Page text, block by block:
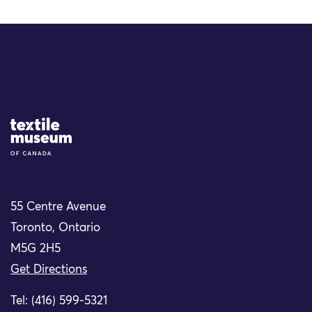
Site Logo
55 Centre Avenue
Toronto, Ontario
M5G 2H5
Get Directions
Tel: (416) 599-5321